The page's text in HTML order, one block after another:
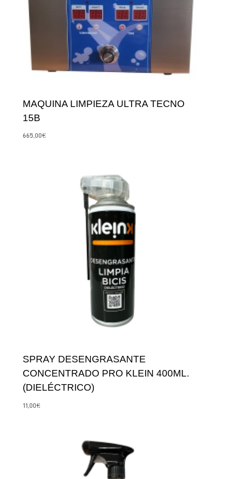
MAQUINA LIMPIEZA ULTRA TECNO
15B
665,00€
SPRAY DESENGRASANTE
CONCENTRADO PRO KLEIN 400ML.
(DIELÉCTRICO)
11,00€